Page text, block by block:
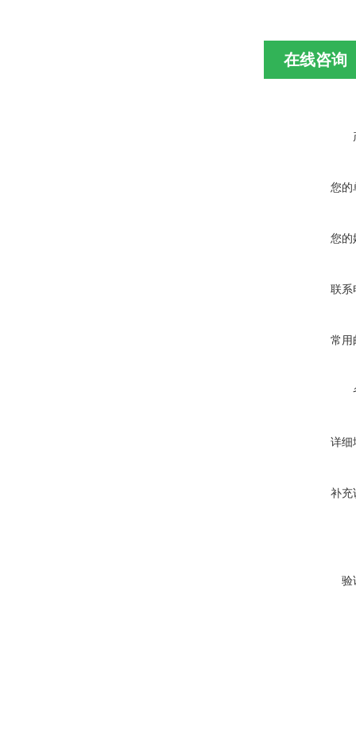
在线咨询
您的
您的
联系
常用
详细
补充
验